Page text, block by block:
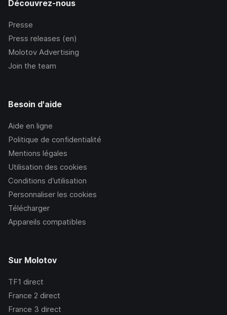
Découvrez-nous
Presse
Press releases (en)
Molotov Advertising
Join the team
Besoin d'aide
Aide en ligne
Politique de confidentialité
Mentions légales
Utilisation des cookies
Conditions d’utilisation
Personnaliser les cookies
Télécharger
Appareils compatibles
Sur Molotov
TF1 direct
France 2 direct
France 3 direct